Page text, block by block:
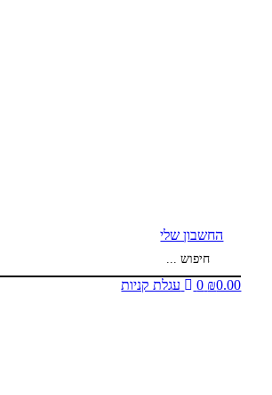
החשבון שלי
₪0.00
0 עגלת קניות